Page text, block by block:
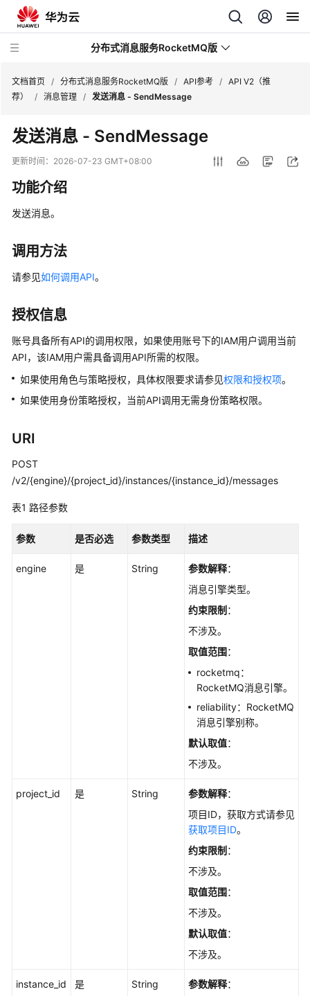
分布式消息服务RocketMQ版
最
新
动
务
告
产
介
计
费
说
明
快
入
门
用
指
文档首页 / 分布式消息服务RocketMQ版 / API参考 / API V2（推
荐）
/ 消息管理 / 发送消息 - SendMessage
发送消息 - SendMessage
更新时间： 2026-07-23 GMT+08:00
功能介绍
发送消息。
调用方法
请参见如何调用API。
授权信息
账号具备所有API的调用权限，如果使用账号下的IAM用户调用当前
API，该IAM用户需具备调用API所需的权限。
如果使用角色与策略授权，具体权限要求请参见权限和授权项。
如果使用身份策略授权，当前API调用无需身份策略权限。
URI
POST
/v2/{engine}/{project_id}/instances/{instance_id}/messages
表1 路径参数
参数 是否必选 参数类型 描述
engine 是 String 参数解释：
消息引擎类型。
约束限制 ：
不涉及。
取值范围：
rocketmq：
RocketMQ消息引擎。
reliability：RocketMQ
消息引擎别称。
默认取值：
不涉及。
project_id 是 String 参数解释：
项目ID，获取方式请参见
获取项目ID。
约束限制 ：
不涉及。
取值范围：
不涉及。
默认取值：
不涉及。
instance_id 是 String 参数解释：